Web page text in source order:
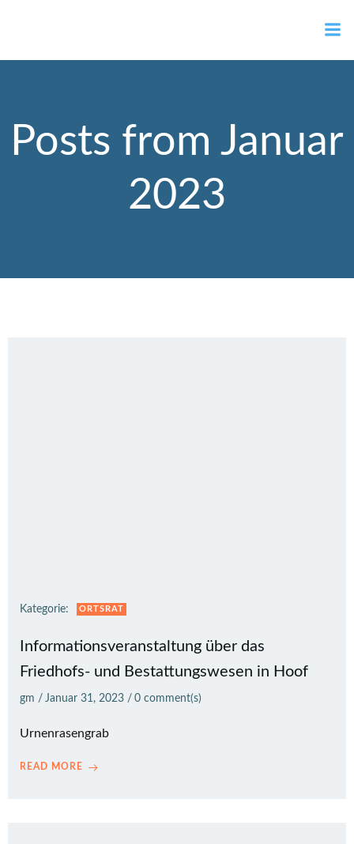
Posts from Januar
2023
Kategorie: ORTSRAT
Informationsveranstaltung über das
Friedhofs- und Bestattungswesen in Hoof
gm / Januar 31, 2023 / 0 comment(s)
Urnenrasengrab
READ MORE